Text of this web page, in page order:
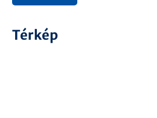
Térkép